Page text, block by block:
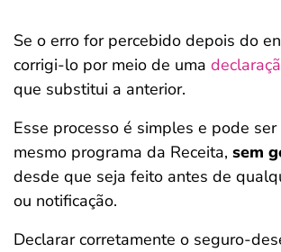
Se o erro for percebido depois do
corrigi-lo por meio de uma
que substitui a anterior.
Esse processo é simples e pode
mesmo programa da Receita, sem
desde que seja feito antes de
ou notificação.
Declarar corretamente o seguro-